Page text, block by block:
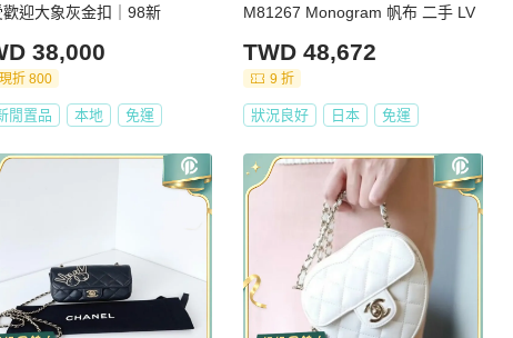
歡迎大象灰金扣｜98新
38,000
現折 800
閒置品 本地 免運
M81267 Monogram 帆布 二手 LV
TWD 48,672
9 折
狀況良好 日本 免運